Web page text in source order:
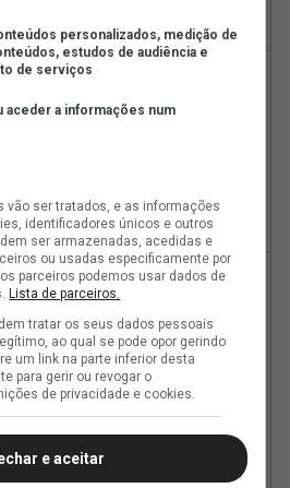
personalizados, medição de
estudos de audiência e
de serviços
aceder a informações num
vão ser tratados, e as informações
identificadores únicos e outros
ser armazenadas, acedidas e
ou usadas especificamente por
parceiros podemos usar dados de
Lista de parceiros.
tratar os seus dados pessoais
ao qual se pode opor gerindo
um link na parte inferior desta
para gerir ou revogar o
de privacidade e cookies.
e aceitar